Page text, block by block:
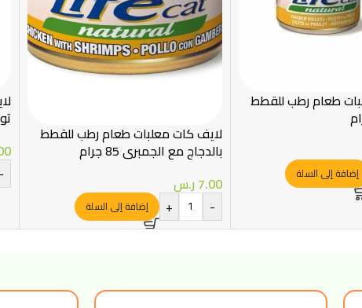
طعام رطب للقطط
إضافة إلى السلة
لايف كات معلبات طعام رطب للقطط
بالدجاج مع الجمبري 85 جرام
7.00ر.س
-
+ إضافة إلى السلة
-